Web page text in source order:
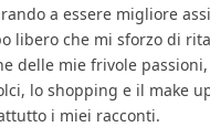
a essere migliore
libero che mi sforzo di
delle mie frivole
lo shopping e il make
i miei racconti.